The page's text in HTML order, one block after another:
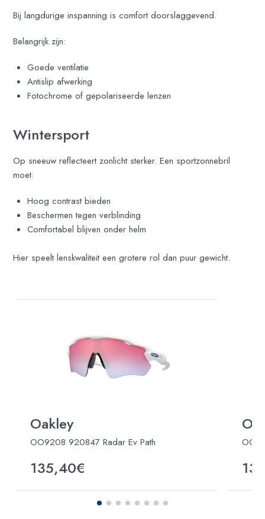
Bij langdurige inspanning is comfort doorslaggevend.
Belangrijk zijn:
Goede ventilatie
Antislip afwerking
Fotochrome of gepolariseerde lenzen
Wintersport
Op sneeuw reflecteert zonlicht sterker. Een sportzonnebril
moet:
Hoog contrast bieden
Beschermen tegen verblinding
Comfortabel blijven onder helm
Hier speelt lenskwaliteit een grotere rol dan puur gewicht.
Oakley
OO9208 920847 Radar Ev Path
135,40€